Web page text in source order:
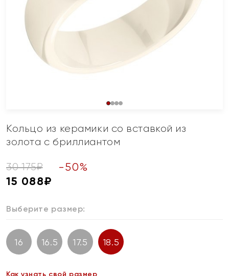
Кольцо из керамики со вставкой из
золота с бриллиантом
30 175₽ -50%
15 088₽
Выберите размер:
16 16.5 17.5 18.5
Как узнать свой размер